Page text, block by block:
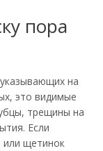
пора
на
это видимые
трещины на
Если
или щетинок